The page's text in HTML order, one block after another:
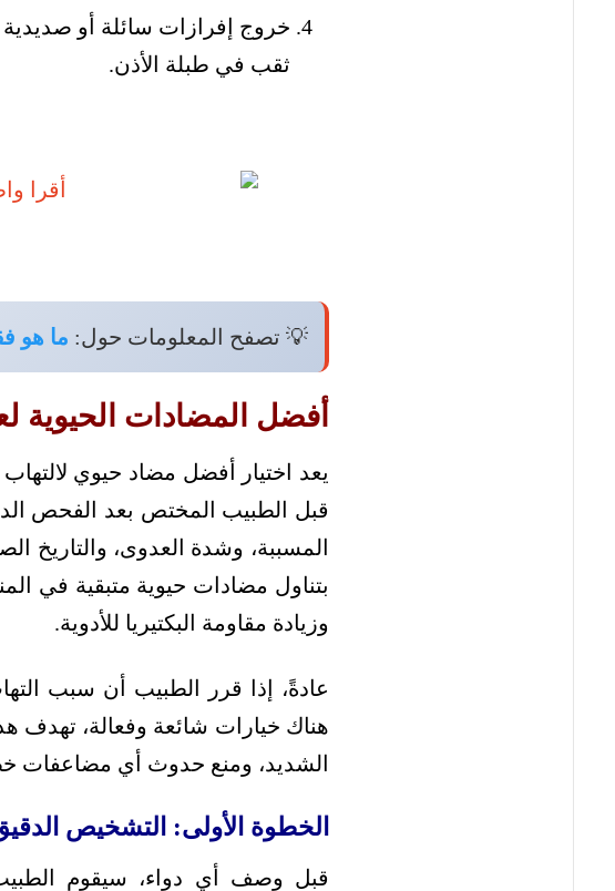
خروج إفرازات سائلة أو
ثقب في طبلة الأذن.
💡 تصفح المعلومات حول: ما هو
أفضل المضادات الحيوية
يعد اختيار أفضل مضاد حيوي لالتهاب
قبل الطبيب المختص بعد الفحص
المسببة، وشدة العدوى، والتاريخ
بتناول مضادات حيوية متبقية في
وزيادة مقاومة البكتيريا للأدوية.
عادةً، إذا قرر الطبيب أن سبب
هناك خيارات شائعة وفعالة، تهدف
الشديد، ومنع حدوث أي مضاعفات
الخطوة الأولى: التشخيص
قبل وصف أي دواء، سيقوم الطبيب